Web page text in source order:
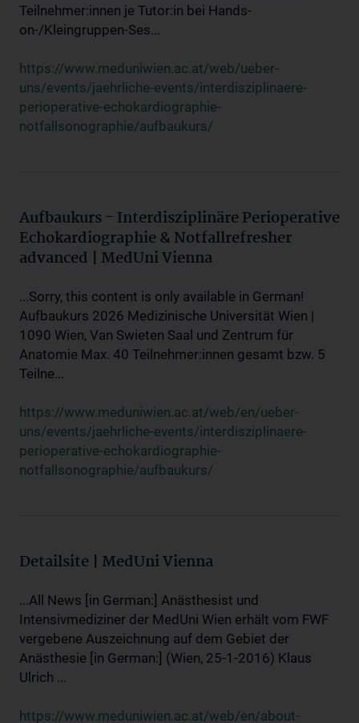
Teilnehmer:innen je Tutor:in bei Hands-
on-/Kleingruppen-Ses...
https://www.meduniwien.ac.at/web/ueber-
uns/events/jaehrliche-events/interdisziplinaere-
perioperative-echokardiographie-
notfallsonographie/aufbaukurs/
Aufbaukurs - Interdisziplinäre Perioperative
Echokardiographie & Notfallrefresher
advanced | MedUni Vienna
...Sorry, this content is only available in German!
Aufbaukurs 2026 Medizinische Universität Wien |
1090 Wien, Van Swieten Saal und Zentrum für
Anatomie Max. 40 Teilnehmer:innen gesamt bzw. 5
Teilne...
https://www.meduniwien.ac.at/web/en/ueber-
uns/events/jaehrliche-events/interdisziplinaere-
perioperative-echokardiographie-
notfallsonographie/aufbaukurs/
Detailsite | MedUni Vienna
...All News [in German:] Anästhesist und
Intensivmediziner der MedUni Wien erhält vom FWF
vergebene Auszeichnung auf dem Gebiet der
Anästhesie [in German:] (Wien, 25-1-2016) Klaus
Ulrich ...
https://www.meduniwien.ac.at/web/en/about-